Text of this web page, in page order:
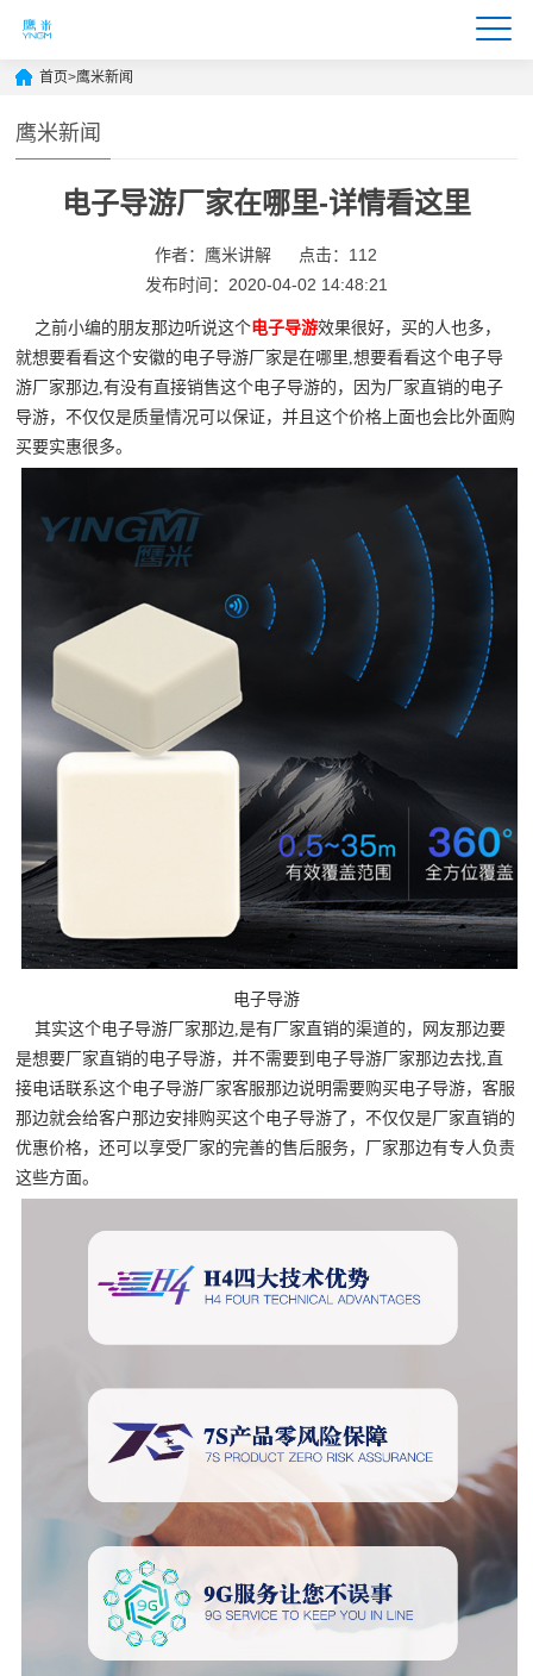
首页>鹰米新闻
鹰米新闻
电子导游厂家在哪里-详情看这里
作者：鹰米讲解
点击：112
发布时间：2020-04-02 14:48:21
之前小编的朋友那边听说这个电子导游效果很好，买的人也多，
就想要看看这个安徽的电子导游厂家是在哪里,想要看看这个电子导
游厂家那边,有没有直接销售这个电子导游的，因为厂家直销的电子
导游，不仅仅是质量情况可以保证，并且这个价格上面也会比外面购
买要实惠很多。
电子导游
其实这个电子导游厂家那边,是有厂家直销的渠道的，网友那边要
是想要厂家直销的电子导游，并不需要到电子导游厂家那边去找,直
接电话联系这个电子导游厂家客服那边说明需要购买电子导游，客服
那边就会给客户那边安排购买这个电子导游了，不仅仅是厂家直销的
优惠价格，还可以享受厂家的完善的售后服务，厂家那边有专人负责
这些方面。